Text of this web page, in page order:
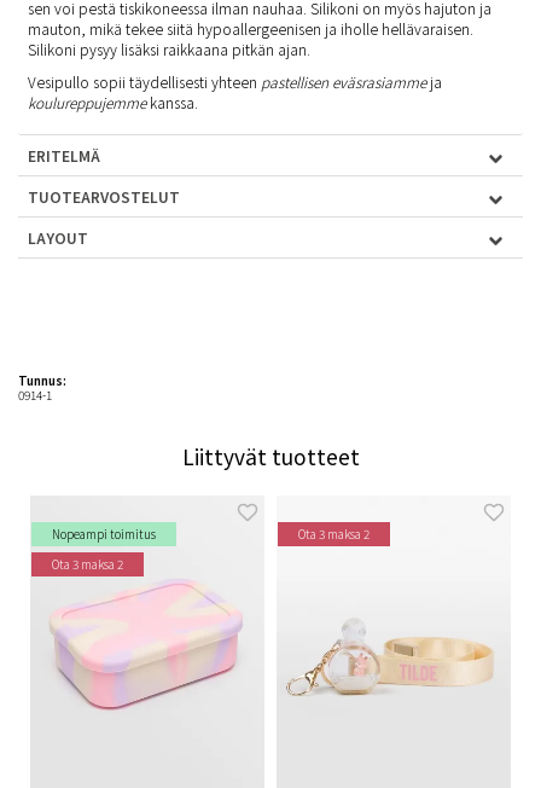
sen voi pestä tiskikoneessa ilman nauhaa. Silikoni on myös hajuton ja
mauton, mikä tekee siitä hypoallergeenisen ja iholle hellävaraisen.
Silikoni pysyy lisäksi raikkaana pitkän ajan.
Vesipullo sopii täydellisesti yhteen pastellisen eväsrasiammeja
koulureppujemmekanssa.
ERITELMÄ
TUOTEARVOSTELUT
LAYOUT
Tunnus:
0914-1
Liittyvät tuotteet
Nopeampi toimitus
Ota 3 maksa 2
Ota 3 maksa 2